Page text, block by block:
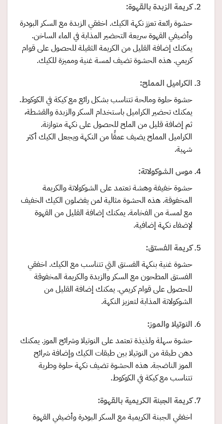
كريمة الزبدة بالقهوة:
حشوة رائعة تعزز نكهة الكيك. اخفقي الزبدة مع السكر البودرة
وأضيفي القهوة سريعة التحضير المذابة في الماء الساخن.
يمكنك إضافة القليل من الكريمة الثقيلة للحصول على قوام
كريمي. هذه الحشوة تضيف لمسة غنية ومميزة للكيك.
الكراميل المملح:
حشوة حلوة ومالحة تتناسب بشكل رائع مع كيكة في الكوكوط.
يمكنك تحضير الكراميل باستخدام السكر والزبدة والقشطة،
ثم إضافة قليل من الملح للحصول على نكهة متوازنة.
الكراميل المملح يضيف عمقًا من النكهة ويجعل الكيك أكثر
شهية.
موس الشوكولاتة:
حشوة خفيفة وهشة تعتمد على الشوكولاتة والكريمة
المخفوقة. هذه الحشوة مثالية لمن يفضلون الكيك الخفيف
مع لمسة من الفخامة. يمكنك إضافة القليل من القهوة
لإضفاء نكهة إضافية.
كريمة الفستق:
حشوة غنية بنكهة الفستق التي تتناسب مع الكيك. اخفقي
الفستق المطحون مع السكر والزبدة والكريمة المخفوقة
للحصول على قوام كريمي. يمكنك إضافة القليل من
الشوكولاتة المذابة لتعزيز النكهة.
النوتيلا والموز:
حشوة سهلة ولذيذة تعتمد على النوتيلا وشرائح الموز. يمكنك
دهن طبقة من النوتيلا بين طبقات الكيك وإضافة شرائح
الموز الناضجة. هذه الحشوة تضيف نكهة حلوة وطرية
تتناسب مع كيكة في الكوكوط.
كريمة الجبنة الكريمية بالقهوة:
اخفقي الجبنة الكريمية مع السكر البودرة وأضيفي القهوة